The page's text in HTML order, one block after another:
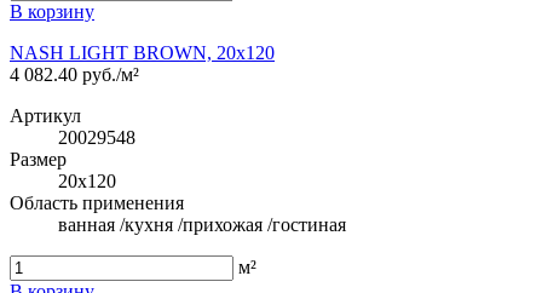
В корзину
NASH LIGHT BROWN, 20x120
4 082.40 руб./м²
Артикул
20029548
Размер
20x120
Область применения
ванная /кухня /прихожая /гостиная
м²